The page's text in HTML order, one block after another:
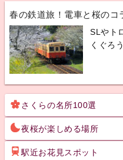
春の鉄道旅！電車と桜のコ
SLやト
くぐろう
さくらの名所100選
夜桜が楽しめる場所
駅近お花見スポット